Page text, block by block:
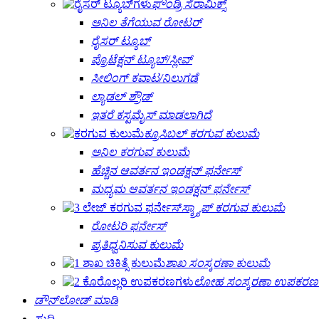
ಫೌಂಡ್ರಿ ಸೆರಾಮಿಕ್ಸ್
ಅನಿಲ ತೆಗೆಯುವ ರೋಟರ್
ರೈಸರ್ ಟ್ಯೂಬ್
ಪ್ರೊಟೆಕ್ಷನ್ ಟ್ಯೂಬ್/ಸ್ಲೀವ್
ಸೀಲಿಂಗ್ ಕವಾಟ/ನಿಲುಗಡೆ
ಲ್ಯಾಡಲ್ ಶ್ರೌಡ್
ಇತರೆ ಕಸ್ಟಮೈಸ್ ಮಾಡಲಾಗಿದೆ
ಕ್ರೂಸಿಬಲ್ ಕರಗುವ ಕುಲುಮೆ
ಅನಿಲ ಕರಗುವ ಕುಲುಮೆ
ಹೆಚ್ಚಿನ ಆವರ್ತನ ಇಂಡಕ್ಷನ್ ಫರ್ನೇಸ್
ಮಧ್ಯಮ ಆವರ್ತನ ಇಂಡಕ್ಷನ್ ಫರ್ನೇಸ್
ಸ್ಕ್ರ್ಯಾಪ್ ಕರಗುವ ಕುಲುಮೆ
ರೋಟರಿ ಫರ್ನೇಸ್
ಪ್ರತಿಧ್ವನಿಸುವ ಕುಲುಮೆ
ಶಾಖ ಸಂಸ್ಕರಣಾ ಕುಲುಮೆ
ಲೋಹ ಸಂಸ್ಕರಣಾ
ಡೌನ್‌ಲೋಡ್ ಮಾಡಿ